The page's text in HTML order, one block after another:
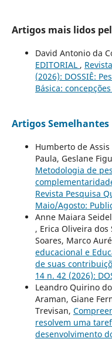
Artigos mais lidos
David Antonio da
EDITORIAL ,
(2026): DOSSIÊ:
Básica:
Artigos Semelhantes
Humberto de
Paula, Geslane
Metodologia de
Revista Pesquisa
Maio/Agosto:
Anne Maiara
, Erica Oliveira dos
Soares, Marco
educacional e
de suas
14 n. 42 (2026):
Leandro Quirino
Araman, Giane
Trevisan,
resolvem uma
desenvolvimento